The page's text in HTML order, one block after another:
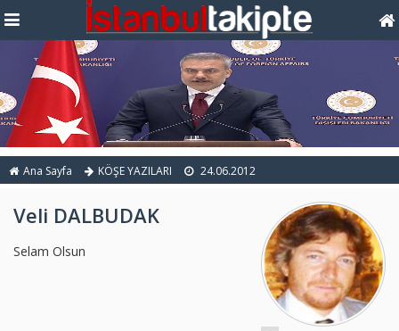
Ana Sayfa KÖŞE YAZILARI 24.06.2012
Veli DALBUDAK
Selam Olsun